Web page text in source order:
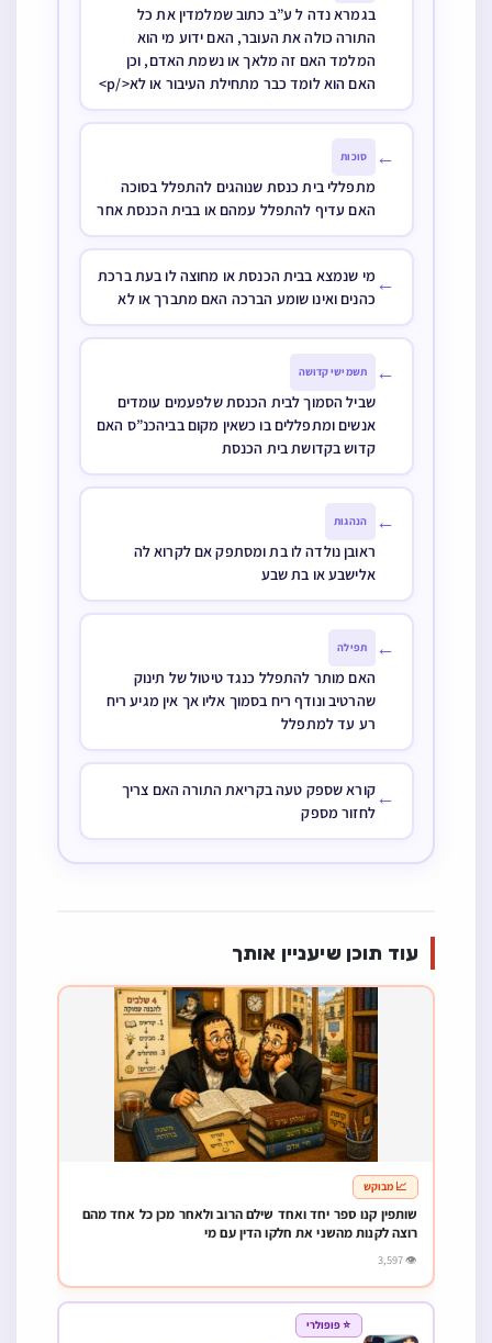
דין קדושת בית
הכנסת
בגמרא נדה ל ע”ב כתוב שמלמדין את כל
התורה כולה את העובר, האם ידוע מי הוא
המלמד האם זה מלאך או נשמת האדם, וכן
האם הוא לומד כבר מתחילת העיבור או לא</p>
← סוכות
מתפללי בית כנסת שנוהגים להתפלל בסוכה
האם עדיף להתפלל עמהם או בבית הכנסת אחר
← מי שנמצא בבית הכנסת או מחוצה לו בעת ברכת
כהנים ואינו שומע הברכה האם מתברך או לא
← תשמישי קדושה
שביל הסמוך לבית הכנסת שלפעמים עומדים
אנשים ומתפללים בו כשאין מקום בביהכנ”ס האם
קדוש בקדושת בית הכנסת
← הנהגות
ראובן נולדה לו בת ומסתפק אם לקרוא לה
אלישבע או בת שבע
← תפילה
האם מותר להתפלל כנגד טיטול של תינוק
שהרטיב ונודף ריח בסמוך אליו אך אין מגיע ריח
רע עד למתפלל
←קורא שספק טעה בקריאת התורה האם צריך
לחזור מספק
עוד תוכן שיעניין אותך
📈 מבוקש
שותפין קנו ספר יחד ואחד שילם הרוב ולאחר מכן כל אחד מהם
רוצה לקנות מהשני את חלקו הדין עם מי
👁 3,597
⭐ פופולרי